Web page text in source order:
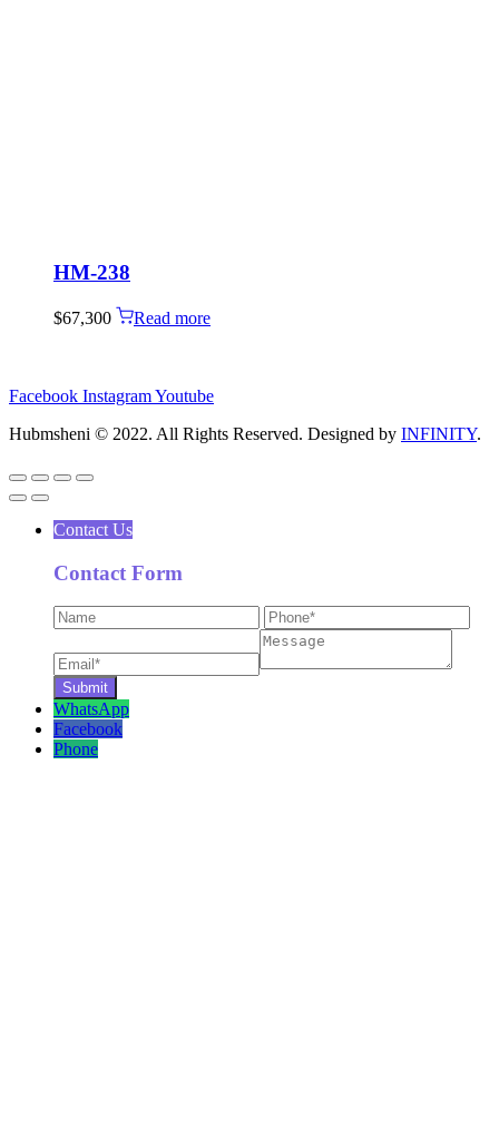
HM-238
$67,300 Read more
Facebook InstagramYoutube
Hubmsheni © 2022. All Rights Reserved. Designed by INFINITY.
Contact Us
Contact Form
WhatsApp
Facebook
Phone